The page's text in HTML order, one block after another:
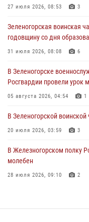
04 августа 2026, 08:36
В Красноярске
в серии краж из
04 августа 2026, 06:50
Военнослужащие
познакомили отдыхающих
03 августа 2026, 13:12 2
27 июля 2026, 08:53 3
Зеленогорская воинская
годовщину со дня
31 июля 2026, 08:08 6
В Зеленогорске
Росгвардии провели урок
05 августа 2026, 04:54 1
В Зеленогорской
20 июля 2026, 03:59 3
В Железногорском полку
молебен
28 июля 2026, 09:10 2